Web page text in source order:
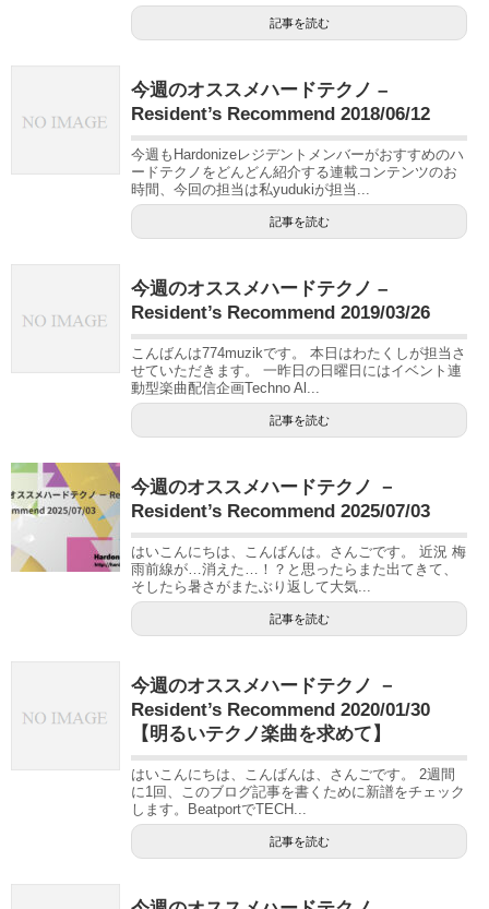
記事を読む
今週のオススメハードテクノ –
Resident’s Recommend 2018/06/12
今週もHardonizeレジデントメンバーがおすすめのハ
ードテクノをどんどん紹介する連載コンテンツのお
時間、今回の担当は私yudukiが担当...
記事を読む
今週のオススメハードテクノ –
Resident’s Recommend 2019/03/26
こんばんは774muzikです。 本日はわたくしが担当さ
せていただきます。 一昨日の日曜日にはイベント連
動型楽曲配信企画Techno Al...
記事を読む
今週のオススメハードテクノ －
Resident’s Recommend 2025/07/03
はいこんにちは、こんばんは。さんごです。 近況 梅
雨前線が…消えた…！？と思ったらまた出てきて、
そしたら暑さがまたぶり返して大気...
記事を読む
今週のオススメハードテクノ －
Resident’s Recommend 2020/01/30
【明るいテクノ楽曲を求めて】
はいこんにちは、こんばんは、さんごです。 2週間
に1回、このブログ記事を書くために新譜をチェック
します。BeatportでTECH...
記事を読む